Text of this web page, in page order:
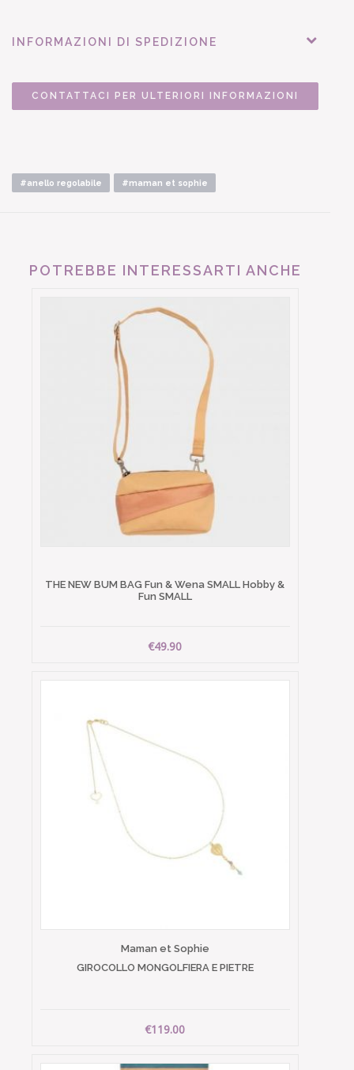
INFORMAZIONI DI SPEDIZIONE
CONTATTACI PER ULTERIORI INFORMAZIONI
#anello regolabile #maman et sophie
POTREBBE INTERESSARTI ANCHE
THE NEW BUM BAG Fun & Wena SMALL Hobby &
Fun SMALL
€49.90
Maman et Sophie
GIROCOLLO MONGOLFIERA E PIETRE
€119.00